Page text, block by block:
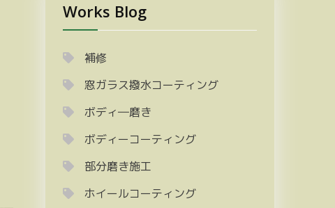
Works Blog
補修
窓ガラス撥水コーティング
ボディ―磨き
ボディーコーティング
部分磨き施工
ホイールコーティング